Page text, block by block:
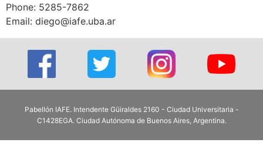
Phone: 5285-7862
Email: diego@iafe.uba.ar
Pabellón IAFE. Intendente Güiraldes 2160 - Ciudad Universitaria -
C1428EGA. Ciudad Autónoma de Buenos Aires, Argentina.